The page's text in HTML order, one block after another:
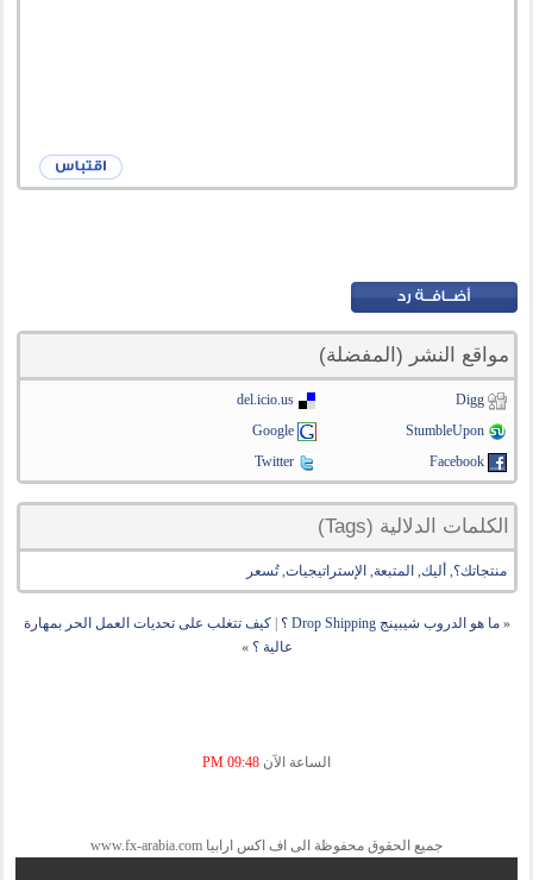
مواقع النشر (المفضلة)
Digg
del.icio.us
StumbleUpon
Google
Facebook
Twitter
الكلمات الدلالية (Tags)
منتجاتك؟, أليك, المتبعة, الإستراتيجيات,تُسعر
« ما هو الدروب شيبينج Drop Shipping ؟ |كيف تتغلب على تحديات العمل الحر بمهارة
عالية ؟ »
الساعة الآن 09:48 PM
جميع الحقوق محفوظة الى اف اكس ارابيا www.fx-arabia.com